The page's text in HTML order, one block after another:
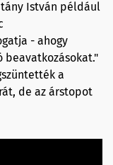
István például
- ahogy
a
de az árstopot